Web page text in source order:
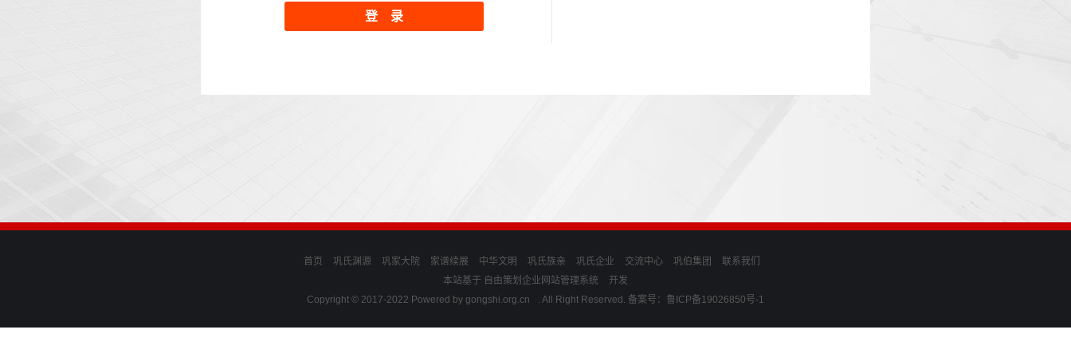
登 录
首页 巩氏渊源 巩家大院 家谱续展 中华文明 巩氏族亲 巩氏企业 交流中心 巩伯集团
联系我们
本站基于 自由策划 企业网站管理系统
开发
Copyright © 2017-2022 Powered by gongshi.org.cn . All Right Reserved. 备案号：鲁ICP备19026850号-1